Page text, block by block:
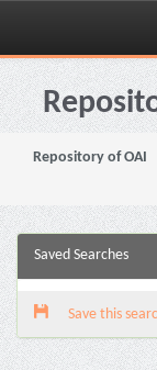
Skip
navigation
Repository of OAI
Saved Searches
Save this